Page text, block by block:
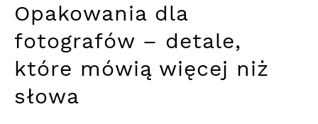
Opakowania dla
fotografów – detale,
które mówią więcej niż
słowa